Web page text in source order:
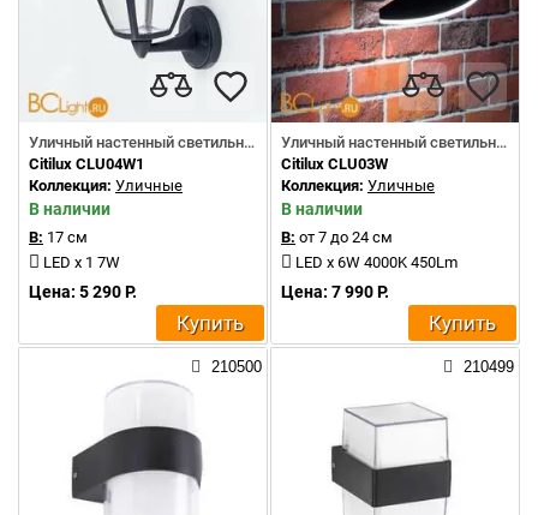
Уличный настенный светильник
Citilux CLU04W1
Коллекция: Уличные
В наличии
В: 17 см
LED x 1 7W
Цена: 5 290 Р.
Купить
Уличный настенный светильник
Citilux CLU03W
Коллекция: Уличные
В наличии
В: от 7 до 24 см
LED x 6W 4000K 450Lm
Цена: 7 990 Р.
Купить
210500 210499